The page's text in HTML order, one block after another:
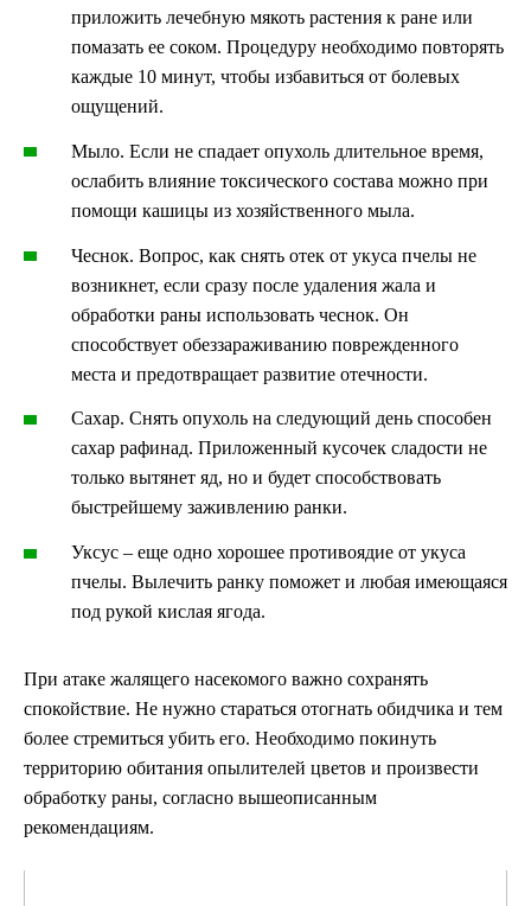
приложить лечебную мякоть растения к ране или
помазать ее соком. Процедуру необходимо повторять
каждые 10 минут, чтобы избавиться от болевых
ощущений.
Мыло. Если не спадает опухоль длительное время,
ослабить влияние токсического состава можно при
помощи кашицы из хозяйственного мыла.
Чеснок. Вопрос, как снять отек от укуса пчелы не
возникнет, если сразу после удаления жала и
обработки раны использовать чеснок. Он
способствует обеззараживанию поврежденного
места и предотвращает развитие отечности.
Сахар. Снять опухоль на следующий день способен
сахар рафинад. Приложенный кусочек сладости не
только вытянет яд, но и будет способствовать
быстрейшему заживлению ранки.
Уксус – еще одно хорошее противоядие от укуса
пчелы. Вылечить ранку поможет и любая имеющаяся
под рукой кислая ягода.
При атаке жалящего насекомого важно сохранять
спокойствие. Не нужно стараться отогнать обидчика и тем
более стремиться убить его. Необходимо покинуть
территорию обитания опылителей цветов и произвести
обработку раны, согласно вышеописанным
рекомендациям.